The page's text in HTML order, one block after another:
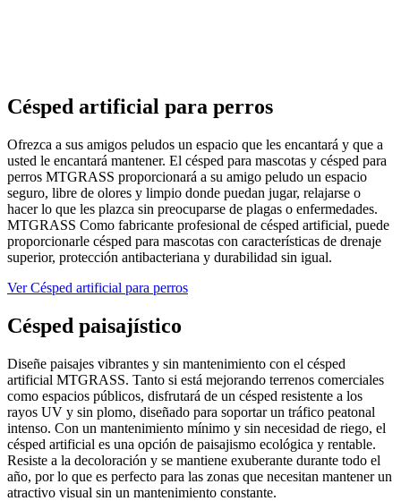
Césped artificial para perros
Ofrezca a sus amigos peludos un espacio que les encantará y que a
usted le encantará mantener. El césped para mascotas y césped para
perros MTGRASS proporcionará a su amigo peludo un espacio
seguro, libre de olores y limpio donde puedan jugar, relajarse o
hacer lo que les plazca sin preocuparse de plagas o enfermedades.
MTGRASS Como fabricante profesional de césped artificial, puede
proporcionarle césped para mascotas con características de drenaje
superior, protección antibacteriana y durabilidad sin igual.
Ver Césped artificial para perros
Césped paisajístico
Diseñe paisajes vibrantes y sin mantenimiento con el césped
artificial MTGRASS. Tanto si está mejorando terrenos comerciales
como espacios públicos, disfrutará de un césped resistente a los
rayos UV y sin plomo, diseñado para soportar un tráfico peatonal
intenso. Con un mantenimiento mínimo y sin necesidad de riego, el
césped artificial es una opción de paisajismo ecológica y rentable.
Resiste a la decoloración y se mantiene exuberante durante todo el
año, por lo que es perfecto para las zonas que necesitan mantener un
atractivo visual sin un mantenimiento constante.